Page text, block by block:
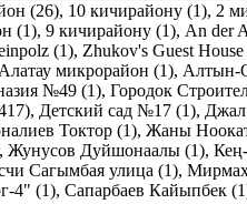
(26), 10 кичирайону (1), 2
(1), 9 кичирайону (1), An der
(1), Zhukov's Guest
Алатау микрорайон (1), Алтын-
№49 (1), Городок
, Детский сад №17 (1),
Токтор (1), Жаны
, Жунусов Дуйшонаалы (1),
Сагымбая улица (1),
4" (1), Сапарбаев Кайыпбек